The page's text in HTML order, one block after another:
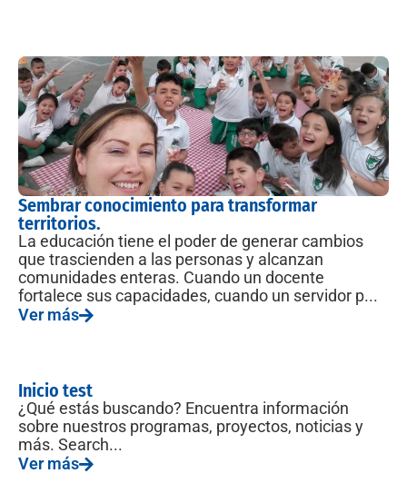
Sembrar conocimiento para transformar
territorios.
La educación tiene el poder de generar cambios
que trascienden a las personas y alcanzan
comunidades enteras. Cuando un docente
fortalece sus capacidades, cuando un servidor p...
Ver más
Inicio test
¿Qué estás buscando? Encuentra información
sobre nuestros programas, proyectos, noticias y
más. Search...
Ver más